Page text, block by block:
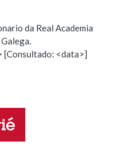
na palabra
da Real Academia
[Consultado: <data>]